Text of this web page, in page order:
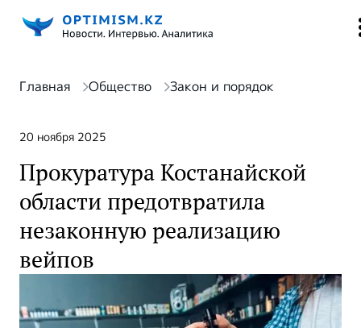
Главная Общество Закон и порядок
20 ноября 2025
Прокуратура Костанайской
области предотвратила
незаконную реализацию
вейпов